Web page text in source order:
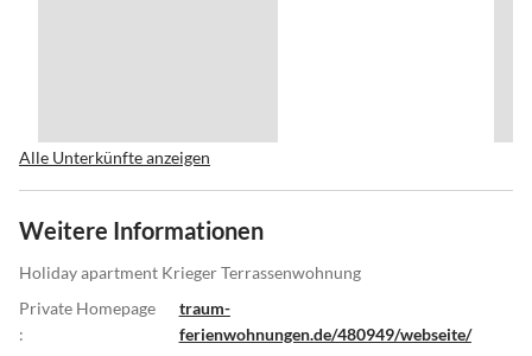
Alle Unterkünfte anzeigen
Weitere Informationen
Holiday apartment Krieger Terrassenwohnung
Private Homepage
:
traum-
ferienwohnungen.de/480949/webseite/